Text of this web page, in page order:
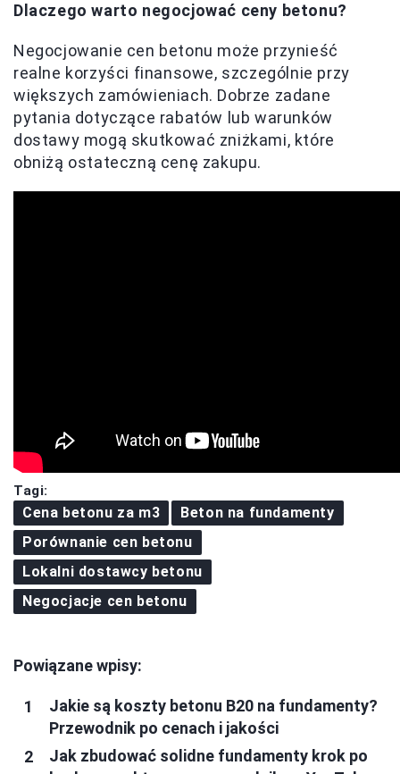
Dlaczego warto negocjować ceny betonu?
Negocjowanie cen betonu może przynieść
realne korzyści finansowe, szczególnie przy
większych zamówieniach. Dobrze zadane
pytania dotyczące rabatów lub warunków
dostawy mogą skutkować zniżkami, które
obniżą ostateczną cenę zakupu.
Tagi:
Cena betonu za m3
Beton na fundamenty
Porównanie cen betonu
Lokalni dostawcy betonu
Negocjacje cen betonu
Powiązane wpisy:
Jakie są koszty betonu B20 na fundamenty?
Przewodnik po cenach i jakości
Jak zbudować solidne fundamenty krok po